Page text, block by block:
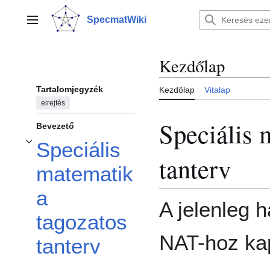
tartalomhozFőmenü SpecmatWiki
Tartalomjegyzék
elrejtés
Bevezető
Speciális
matematik
a
tagozatos
tanterv
A(z) Speciális matematika tagozatos tanterv alszakasz kinyitása/becsukása
Kezdőlap
Kezdőlap Vitalap
Speciális
tanterv
A jelenleg
NAT-hoz